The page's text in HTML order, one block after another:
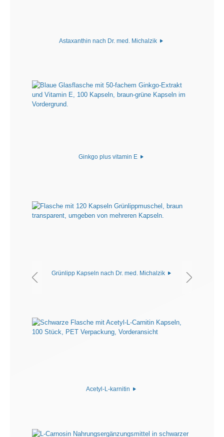
Astaxanthin nach Dr. med. Michalzik
Ginkgo plus vitamin E
Grünlipp Kapseln nach Dr. med. Michalzik
Acetyl-L-karnitin